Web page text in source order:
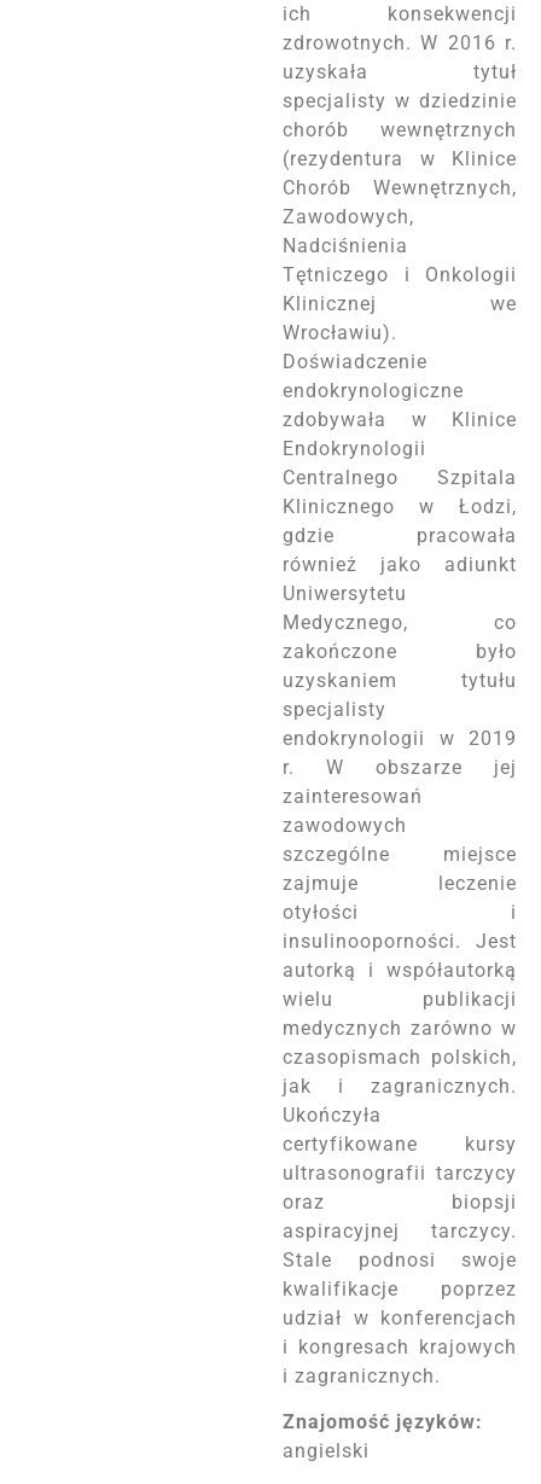
ich konsekwencji
zdrowotnych. W 2016 r.
uzyskała tytuł
specjalisty w dziedzinie
chorób wewnętrznych
(rezydentura w Klinice
Chorób Wewnętrznych,
Zawodowych,
Nadciśnienia
Tętniczego i Onkologii
Klinicznej we
Wrocławiu).
Doświadczenie
endokrynologiczne
zdobywała w Klinice
Endokrynologii
Centralnego Szpitala
Klinicznego w Łodzi,
gdzie pracowała
również jako adiunkt
Uniwersytetu
Medycznego, co
zakończone było
uzyskaniem tytułu
specjalisty
endokrynologii w 2019
r. W obszarze jej
zainteresowań
zawodowych
szczególne miejsce
zajmuje leczenie
otyłości i
insulinooporności. Jest
autorką i współautorką
wielu publikacji
medycznych zarówno w
czasopismach polskich,
jak i zagranicznych.
Ukończyła
certyfikowane kursy
ultrasonografii tarczycy
oraz biopsji
aspiracyjnej tarczycy.
Stale podnosi swoje
kwalifikacje poprzez
udział w konferencjach
i kongresach krajowych
i zagranicznych.
Znajomość języków:
angielski